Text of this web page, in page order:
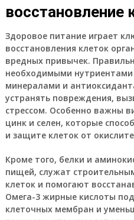
восстановление
Здоровое питание играет
восстановления клеток
вредных привычек.
необходимыми
минералами и
устранять повреждения,
стрессом. Особенно важны
цинк и селен, которые
и защите клеток от
Кроме того, белки и
пищей, служат
клеток и помогают
Омега-3 жирные кислоты
клеточных мембран и